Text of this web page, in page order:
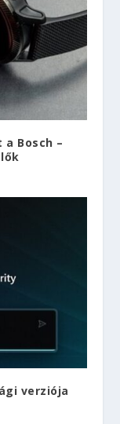
Bosch –
verziója